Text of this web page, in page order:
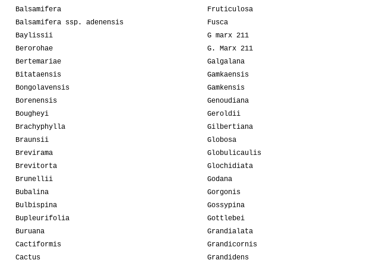
Balsamifera
Balsamifera ssp. adenensis
Baylissii
Berorohae
Bertemariae
Bitataensis
Bongolavensis
Borenensis
Bougheyi
Brachyphylla
Braunsii
Brevirama
Brevitorta
Brunellii
Bubalina
Bulbispina
Bupleurifolia
Buruana
Cactiformis
Cactus
Fruticulosa
Fusca
G marx 211
G. Marx 211
Galgalana
Gamkaensis
Gamkensis
Genoudiana
Geroldii
Gilbertiana
Globosa
Globulicaulis
Glochidiata
Godana
Gorgonis
Gossypina
Gottlebei
Grandialata
Grandicornis
Grandidens